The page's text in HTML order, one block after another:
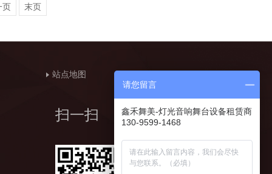
末页
站点地图
扫一扫
请您留言
鑫禾舞美-灯光音响舞台设备租赁商
130-9599-1468